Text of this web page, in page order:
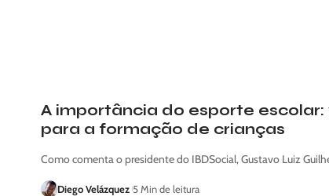
A importância do esporte
para a formação de crianças
Como comenta o presidente do IBDSocial, Gustavo Luiz
Diego Velázquez 5 Min de leitura